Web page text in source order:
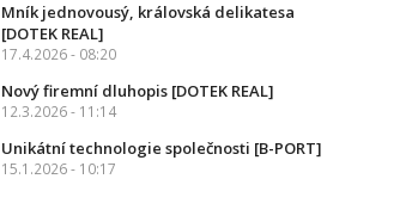
Mník jednovousý, královská delikatesa
[DOTEK REAL]
17.4.2026 - 08:20
Nový firemní dluhopis [DOTEK REAL]
12.3.2026 - 11:14
Unikátní technologie společnosti [B-PORT]
15.1.2026 - 10:17